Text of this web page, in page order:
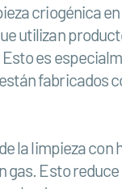
criogénica
utilizan
es
fabricados
la limpieza
gas. Esto